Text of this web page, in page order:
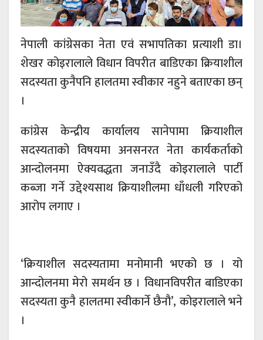
नेपाली कांग्रेसका नेता एवं सभापतिका प्रत्याशी डा।
शेखर कोइरालाले विधान विपरीत बाडिएका क्रियाशील
सदस्यता कुनैपनि हालतमा स्वीकार नहुने बताएका छन्
।
कांग्रेस केन्द्रीय कार्यालय सानेपामा क्रियाशील
सदस्यताको विषयमा अनसनरत नेता कार्यकर्ताको
आन्दोलनमा ऐक्यवद्धता जनाउँदै कोइरालाले पार्टी
कब्जा गर्ने उद्देश्यसाथ क्रियाशीलमा धाँधली गरिएको
आरोप लगाए ।
‘क्रियाशील सदस्यतामा मनोमानी भएको छ । यो
आन्दोलनमा मेरो समर्थन छ । विधानविपरीत बाडिएका
सदस्यता कुनै हालतमा स्वीकार्ने छैनौ’, कोइरालाले भने
।